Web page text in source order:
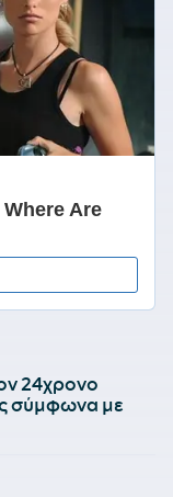
24χρονο
σύμφωνα με